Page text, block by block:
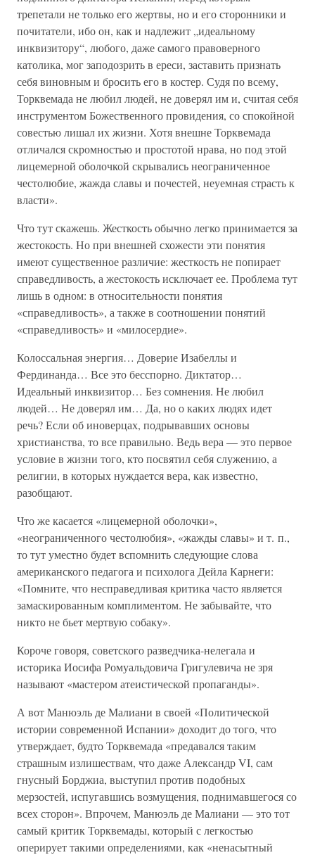
трепетали не только его жертвы, но и его сторонники и
почитатели, ибо он, как и надлежит „идеальному
инквизитору“, любого, даже самого правоверного
католика, мог заподозрить в ереси, заставить признать
себя виновным и бросить его в костер. Судя по всему,
Торквемада не любил людей, не доверял им и, считая себя
инструментом Божественного провидения, со спокойной
совестью лишал их жизни. Хотя внешне Торквемада
отличался скромностью и простотой нрава, но под этой
лицемерной оболочкой скрывались неограниченное
честолюбие, жажда славы и почестей, неуемная страсть к
власти».
Что тут скажешь. Жесткость обычно легко принимается за
жестокость. Но при внешней схожести эти понятия
имеют существенное различие: жесткость не попирает
справедливость, а жестокость исключает ее. Проблема тут
лишь в одном: в относительности понятия
«справедливость», а также в соотношении понятий
«справедливость» и «милосердие».
Колоссальная энергия… Доверие Изабеллы и
Фердинанда… Все это бесспорно. Диктатор…
Идеальный инквизитор… Без сомнения. Не любил
людей… Не доверял им… Да, но о каких людях идет
речь? Если об иноверцах, подрывавших основы
христианства, то все правильно. Ведь вера — это первое
условие в жизни того, кто посвятил себя служению, а
религии, в которых нуждается вера, как известно,
разобщают.
Что же касается «лицемерной оболочки»,
«неограниченного честолюбия», «жажды славы» и т. п.,
то тут уместно будет вспомнить следующие слова
американского педагога и психолога Дейла Карнеги:
«Помните, что несправедливая критика часто является
замаскированным комплиментом. Не забывайте, что
никто не бьет мертвую собаку».
Короче говоря, советского разведчика-нелегала и
историка Иосифа Ромуальдовича Григулевича не зря
называют «мастером атеистической пропаганды».
А вот Манюэль де Малиани в своей «Политической
истории современной Испании» доходит до того, что
утверждает, будто Торквемада «предавался таким
страшным излишествам, что даже Александр VI, сам
гнусный Борджиа, выступил против подобных
мерзостей, испугавшись возмущения, поднимавшегося со
всех сторон». Впрочем, Манюэль де Малиани — это тот
самый критик Торквемады, который с легкостью
оперирует такими определениями, как «ненасытный